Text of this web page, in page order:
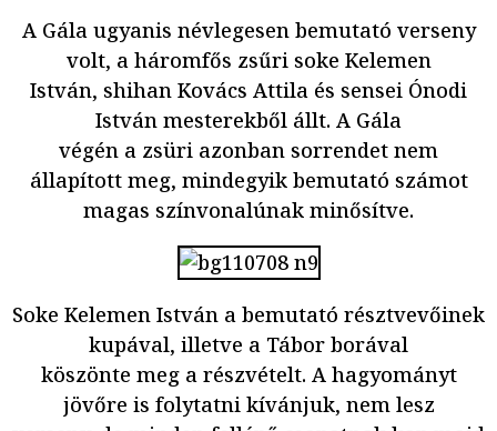
A Gála ugyanis névlegesen bemutató verseny
volt, a háromfős zsűri soke Kelemen
István, shihan Kovács Attila és sensei Ónodi
István mesterekből állt. A Gála
végén a zsüri azonban sorrendet nem
állapított meg, mindegyik bemutató számot
magas színvonalúnak minősítve.
Soke Kelemen István a bemutató résztvevőinek
kupával, illetve a Tábor borával
köszönte meg a részvételt. A hagyományt
jövőre is folytatni kívánjuk, nem lesz